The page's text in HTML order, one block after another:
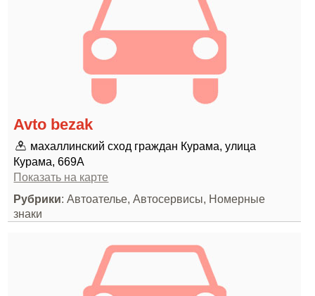
Avto bezak
махаллинский сход граждан Курама, улица
Курама, 669A
Показать на карте
Рубрики: Автоателье, Автосервисы, Номерные
знаки